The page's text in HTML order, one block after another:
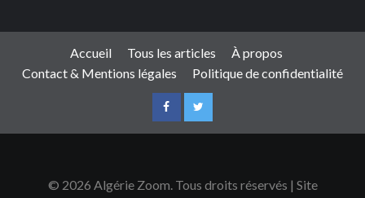
Accueil Tous les articles
À propos
Contact & Mentions légales
Politique de confidentialité
© 2026 Algérie Zoom. Tous droits réservés | Site